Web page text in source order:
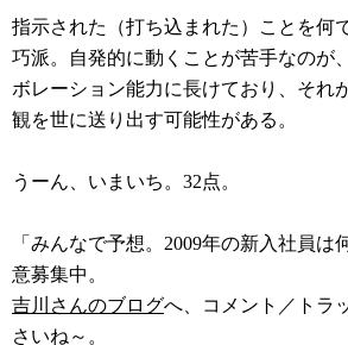
指示された（打ち込まれた）ことを何
巧派。自発的に動くことが苦手なのが
ボレーション能力に長けており、それ
観を世に送り出す可能性がある。
うーん、いまいち。32点。
「みんなで予想。2009年の新入社員は
意募集中。
吉川さんのブログへ、コメント／トラ
さいね～。